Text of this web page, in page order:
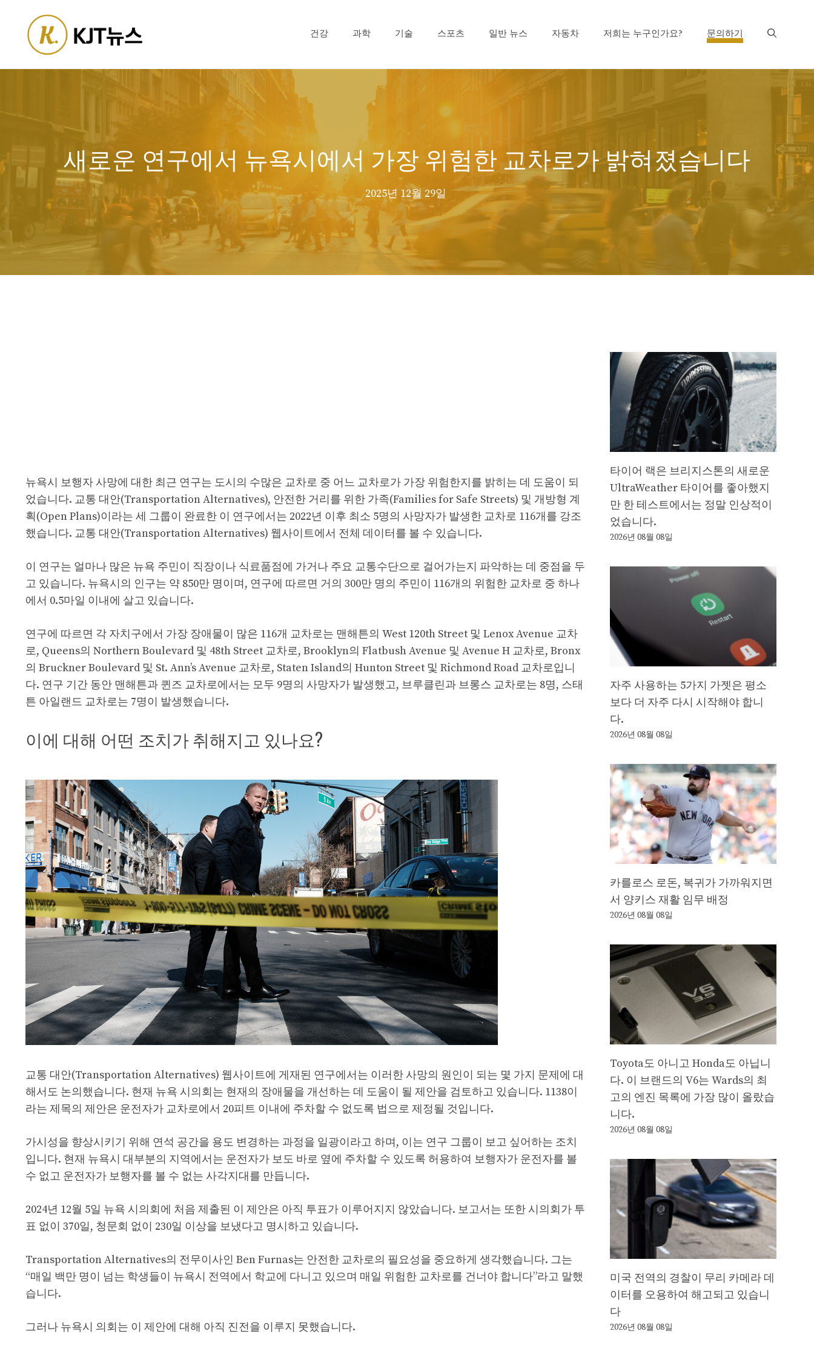
content
건강 과학 기술 스포츠 일반 뉴스 자동차 저희는 누구인가요? 문의하기
새로운 연구에서 뉴욕시에서 가장 위험한 교차로가 밝혀졌습니다
2025년 12월 29일
뉴욕시 보행자 사망에 대한 최근 연구는 도시의 수많은 교차로 중 어느 교차로가 가장 위험한지를 밝히는 데 도움이 되
었습니다. 교통 대안(Transportation Alternatives), 안전한 거리를 위한 가족(Families for Safe Streets) 및 개방형 계
획(Open Plans)이라는 세 그룹이 완료한 이 연구에서는 2022년 이후 최소 5명의 사망자가 발생한 교차로 116개를 강조
했습니다. 교통 대안(Transportation Alternatives) 웹사이트에서 전체 데이터를 볼 수 있습니다.
이 연구는 얼마나 많은 뉴욕 주민이 직장이나 식료품점에 가거나 주요 교통수단으로 걸어가는지 파악하는 데 중점을 두
고 있습니다. 뉴욕시의 인구는 약 850만 명이며, 연구에 따르면 거의 300만 명의 주민이 116개의 위험한 교차로 중 하나
에서 0.5마일 이내에 살고 있습니다.
연구에 따르면 각 자치구에서 가장 장애물이 많은 116개 교차로는 맨해튼의 West 120th Street 및 Lenox Avenue 교차
로, Queens의 Northern Boulevard 및 48th Street 교차로, Brooklyn의 Flatbush Avenue 및 Avenue H 교차로, Bronx
의 Bruckner Boulevard 및 St. Ann’s Avenue 교차로, Staten Island의 Hunton Street 및 Richmond Road 교차로입니
다. 연구 기간 동안 맨해튼과 퀸즈 교차로에서는 모두 9명의 사망자가 발생했고, 브루클린과 브롱스 교차로는 8명, 스태
튼 아일랜드 교차로는 7명이 발생했습니다.
이에 대해 어떤 조치가 취해지고 있나요?
교통 대안(Transportation Alternatives) 웹사이트에 게재된 연구에서는 이러한 사망의 원인이 되는 몇 가지 문제에 대
해서도 논의했습니다. 현재 뉴욕 시의회는 현재의 장애물을 개선하는 데 도움이 될 제안을 검토하고 있습니다. 1138이
라는 제목의 제안은 운전자가 교차로에서 20피트 이내에 주차할 수 없도록 법으로 제정될 것입니다.
가시성을 향상시키기 위해 연석 공간을 용도 변경하는 과정을 일광이라고 하며, 이는 연구 그룹이 보고 싶어하는 조치
입니다. 현재 뉴욕시 대부분의 지역에서는 운전자가 보도 바로 옆에 주차할 수 있도록 허용하여 보행자가 운전자를 볼
수 없고 운전자가 보행자를 볼 수 없는 사각지대를 만듭니다.
2024년 12월 5일 뉴욕 시의회에 처음 제출된 이 제안은 아직 투표가 이루어지지 않았습니다. 보고서는 또한 시의회가 투
표 없이 370일, 청문회 없이 230일 이상을 보냈다고 명시하고 있습니다.
Transportation Alternatives의 전무이사인 Ben Furnas는 안전한 교차로의 필요성을 중요하게 생각했습니다. 그는
“매일 백만 명이 넘는 학생들이 뉴욕시 전역에서 학교에 다니고 있으며 매일 위험한 교차로를 건너야 합니다”라고 말했
습니다.
그러나 뉴욕시 의회는 이 제안에 대해 아직 진전을 이루지 못했습니다.
타이어 랙은 브리지스톤의 새로운
UltraWeather 타이어를 좋아했지
만 한 테스트에서는 정말 인상적이
었습니다.
2026년 08월 08일
자주 사용하는 5가지 가젯은 평소
보다 더 자주 다시 시작해야 합니
다.
2026년 08월 08일
카를로스 로돈, 복귀가 가까워지면
서 양키스 재활 임무 배정
2026년 08월 08일
Toyota도 아니고 Honda도 아닙니
다. 이 브랜드의 V6는 Wards의 최
고의 엔진 목록에 가장 많이 올랐습
니다.
2026년 08월 08일
미국 전역의 경찰이 무리 카메라 데
이터를 오용하여 해고되고 있습니
다
2026년 08월 08일